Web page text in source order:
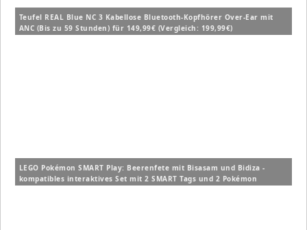
Teufel REAL Blue NC 3 Kabellose Bluetooth-Kopfhörer Over-Ear mit
ANC (Bis zu 59 Stunden) für 149,99€ (Vergleich: 199,99€)
LEGO Pokémon SMART Play: Beerenfete mit Bisasam und Bidiza -
kompatibles interaktives Set mit 2 SMART Tags und 2 Pokémon